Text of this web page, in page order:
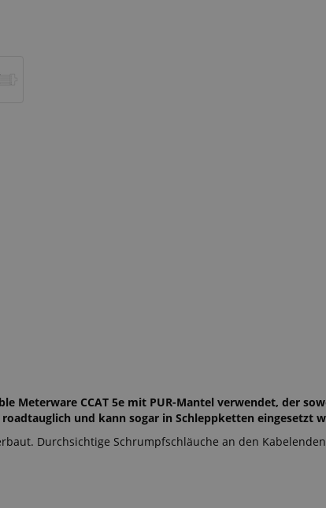
Meterware CCAT 5e mit PUR-Mantel verwendet, der
und kann sogar in Schleppketten eingesetzt
Durchsichtige Schrumpfschläuche an den